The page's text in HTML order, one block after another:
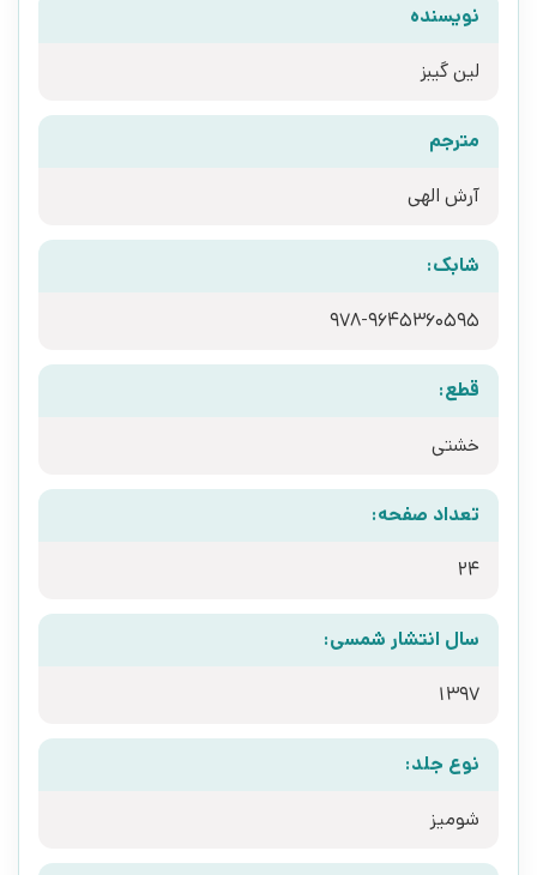
نویسنده
لین گیبز
مترجم
آرش الهی
شابک:
978-9645360595
قطع:
خشتی
تعداد صفحه:
24
سال انتشار شمسی:
1397
نوع جلد:
شومیز